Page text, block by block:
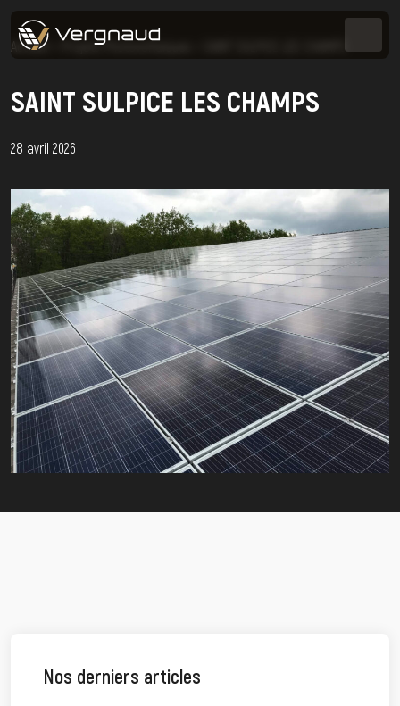
Accueil Projets Photovoltaïques
SAINT SULPICE LES CHAMPS
28 avril 2026
Nos derniers articles